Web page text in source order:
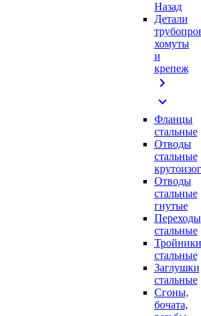
Назад
Детали
хомуты
и
крепеж
chevron_right
expand_more
Фланцы
стальные
Отводы
стальные
Отводы
стальные
гнутые
Переходы
стальные
Тройники
стальные
Заглушки
стальные
Сгоны,
бочата,